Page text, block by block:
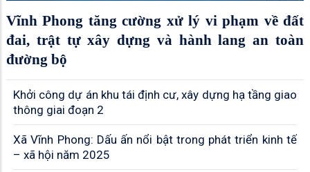
Vĩnh Phong tăng cường xử lý vi phạm về đất
đai, trật tự xây dựng và hành lang an toàn
đường bộ
Khởi công dự án khu tái định cư, xây dựng hạ tầng giao
thông giai đoạn 2
Xã Vĩnh Phong: Dấu ấn nổi bật trong phát triển kinh tế
– xã hội năm 2025